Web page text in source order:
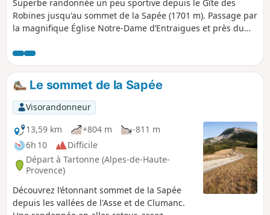
Superbe randonnée un peu sportive depuis le Gîte des
Robines jusqu'au sommet de la Sapée (1701 m). Passage par
la magnifique Église Notre-Dame d’Entraigues et près du
de l'Asse. Dense forêt de conifères à la montée et de feuillus
à la descente.Application Visorando fortement conseillée.
Le sommet de la Sapée
Visorandonneur
13,59 km
+804 m
-811 m
6h 10
Difficile
Départ à Tartonne (Alpes-de-Haute-
Provence)
Découvrez l’étonnant sommet de la Sapée
depuis les vallées de l'Asse et de Clumanc.